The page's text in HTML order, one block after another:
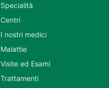
Specialità
Centri
I nostri medici
Malattie
Visite ed Esami
Trattamenti